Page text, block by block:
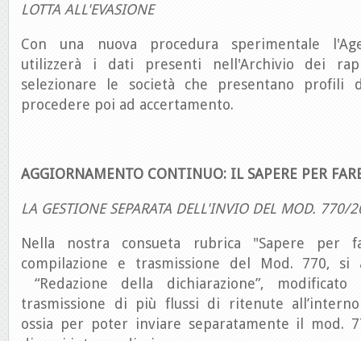
LOTTA ALL'EVASIONE
Con una nuova procedura sperimentale
utilizzerà i dati presenti nell'Archivio dei
selezionare le società che presentano profili
procedere poi ad accertamento.
AGGIORNAMENTO CONTINUO: IL SAPERE PER
LA GESTIONE SEPARATA DELL'INVIO DEL MOD. 770/
Nella nostra consueta rubrica "Sapere per
compilazione e trasmissione del Mod. 770, si
“Redazione della dichiarazione”,
trasmissione di più flussi di ritenute
ossia per poter inviare separatamente il mod.